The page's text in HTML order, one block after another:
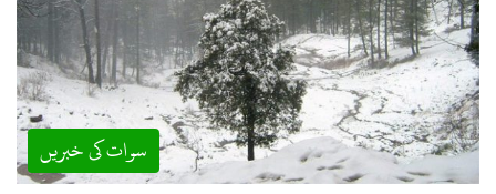
سوات کی خبریں